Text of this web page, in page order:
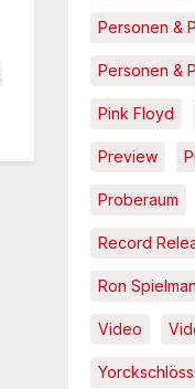
Personen &
Personen &
Pink Floyd
Preview
Proberaum
Record
Ron Spielman
Video